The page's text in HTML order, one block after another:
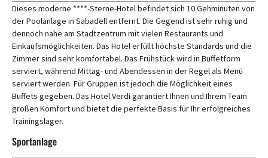
Dieses moderne ****-Sterne-Hotel befindet sich 10 Gehminuten von
der Poolanlage in Sabadell entfernt. Die Gegend ist sehr ruhig und
dennoch nahe am Stadtzentrum mit vielen Restaurants und
Einkaufsmöglichkeiten. Das Hotel erfüllt höchste Standards und die
Zimmer sind sehr komfortabel. Das Frühstück wird in Buffetform
serviert, während Mittag- und Abendessen in der Regel als Menü
serviert werden. Für Gruppen ist jedoch die Möglichkeit eines
Buffets gegeben. Das Hotel Verdi garantiert Ihnen und Ihrem Team
großen Komfort und bietet die perfekte Basis für Ihr erfolgreiches
Trainingslager.
Sportanlage